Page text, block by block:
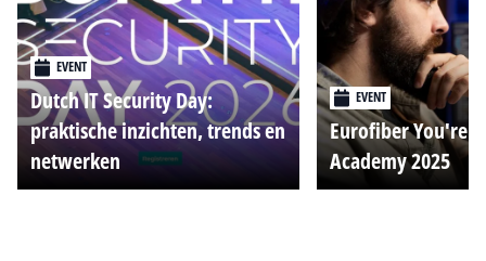
EVENT
Dutch IT Security Day:
praktische inzichten, trends en
netwerken
EVENT
Eurofiber You're
Academy 2025